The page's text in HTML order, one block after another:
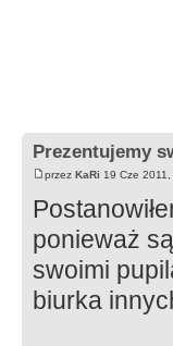
Prezentujemy
przez KaRi 19 Cze
ponieważ
swoimi
biurka